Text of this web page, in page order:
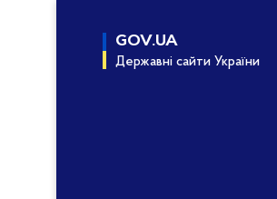
GOV.UA
Державні сайти України